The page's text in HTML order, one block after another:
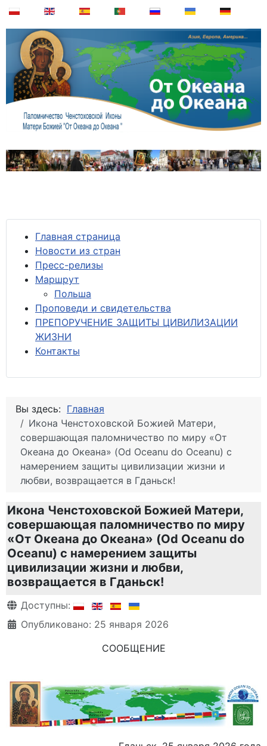
Главная страница
Новости из стран
Пресс-релизы
Маршрут
Польша
Проповеди и свидетельства
ПРЕПОРУЧЕНИЕ ЗАЩИТЫ ЦИВИЛИЗАЦИИ
ЖИЗНИ
Контакты
Вы здесь: Главная
Икона Ченстоховской Божией Матери,
совершающая паломничество по миру «От
Океана до Океана» (Od Oceanu do Oceanu) с
намерением защиты цивилизации жизни и
любви, возвращается в Гданьск!
Икона Ченстоховской Божией Матери,
совершающая паломничество по миру
«От Океана до Океана» (Od Oceanu do
Oceanu) с намерением защиты
цивилизации жизни и любви,
возвращается в Гданьск!
Информация о материале
Доступны:
Опубликовано: 25 января 2026
СООБЩЕНИЕ